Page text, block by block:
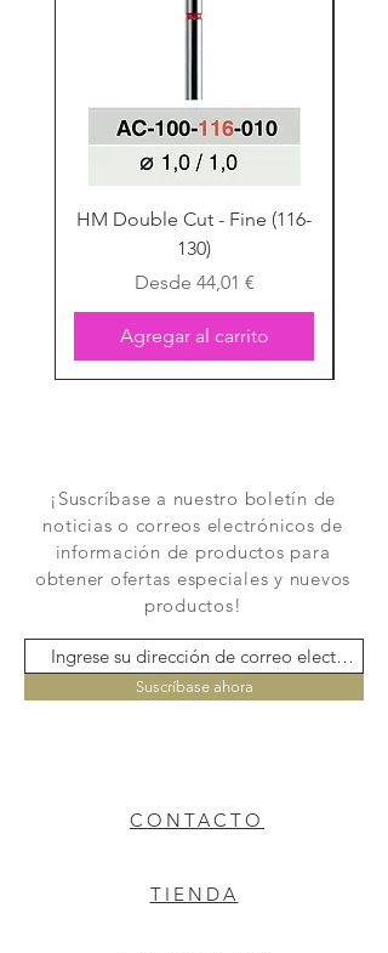
HM Double Cut - Fine (116-
130)
Desde 44,01 €
Precio de oferta
Agregar al carrito
¡Suscríbase a nuestro boletín de
noticias o correos electrónicos de
información de productos para
obtener ofertas especiales y nuevos
productos!
Suscríbase ahora
CONTACTO
TIENDA